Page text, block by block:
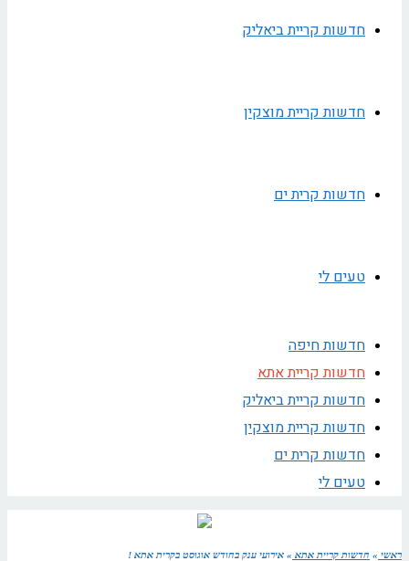
חדשות קריית ביאליק
חדשות קריית מוצקין
חדשות קרית ים
טעים לי
חדשות חיפה
חדשות קריית אתא
חדשות קריית ביאליק
חדשות קריית מוצקין
חדשות קרית ים
טעים לי
ראשי » חדשות קריית אתא » אירועי ענק בחודש אוגוסט בקרית אתא !